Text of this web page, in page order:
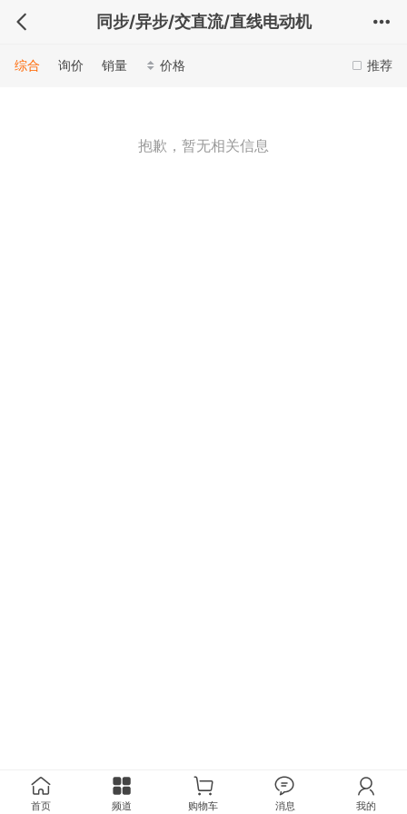
同步/异步/交直流/直线电动机
推荐
综合 询价 销量 价格
抱歉，暂无相关信息
首页 频道 购物车 消息 我的